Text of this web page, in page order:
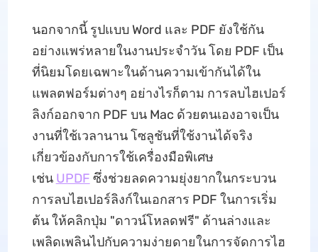
นอกจากนี้ รูปแบบ Word และ PDF ยังใช้กัน
อย่างแพร่หลายในงานประจําวัน โดย PDF เป็น
ที่นิยมโดยเฉพาะในด้านความเข้ากันได้ใน
แพลตฟอร์มต่างๆ อย่างไรก็ตาม การลบไฮเปอร์
ลิงก์ออกจาก PDF บน Mac ด้วยตนเองอาจเป็น
งานที่ใช้เวลานาน โซลูชันที่ใช้งานได้จริง
เกี่ยวข้องกับการใช้เครื่องมือพิเศษ
เช่น UPDF ซึ่งช่วยลดความยุ่งยากในกระบวน
การลบไฮเปอร์ลิงก์ในเอกสาร PDF ในการเริ่ม
ต้น ให้คลิกปุ่ม "ดาวน์โหลดฟรี" ด้านล่างและ
เพลิดเพลินไปกับความง่ายดายในการจัดการไฮ